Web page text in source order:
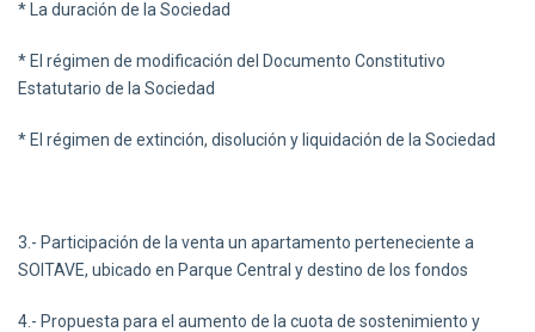
* La duración de la Sociedad
* El régimen de modificación del Documento Constitutivo
Estatutario de la Sociedad
* El régimen de extinción, disolución y liquidación de la Sociedad
3.- Participación de la venta un apartamento perteneciente a
SOITAVE, ubicado en Parque Central y destino de los fondos
4.- Propuesta para el aumento de la cuota de sostenimiento y